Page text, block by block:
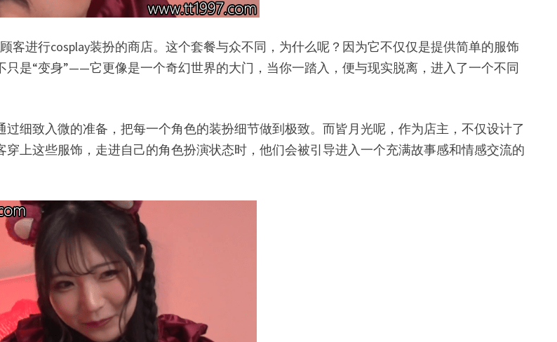
客进行cosplay装扮的商店。这个套餐与众不同，为什么呢？因为它不仅仅是提供简单的服饰
是“变身”——它更像是一个奇幻世界的大门，当你一踏入，便与现实脱离，进入了一个不同
细致入微的准备，把每一个角色的装扮细节做到极致。而皆月光呢，作为店主，不仅设计了
上这些服饰，走进自己的角色扮演状态时，他们会被引导进入一个充满故事感和情感交流的